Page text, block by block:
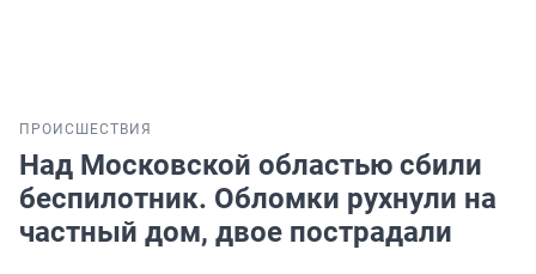
ПРОИСШЕСТВИЯ
Над Московской областью сбили
беспилотник. Обломки рухнули на
частный дом, двое пострадали